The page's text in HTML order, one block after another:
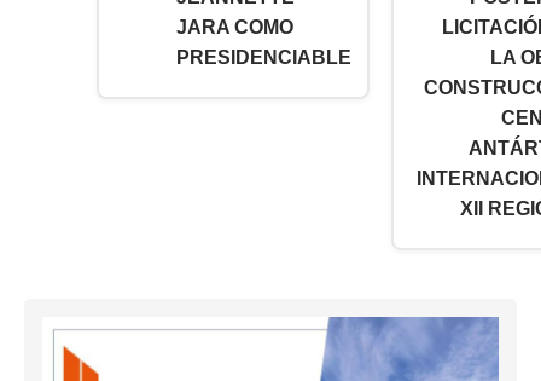
JARA COMO
PRESIDENCIABLE
LA
XII